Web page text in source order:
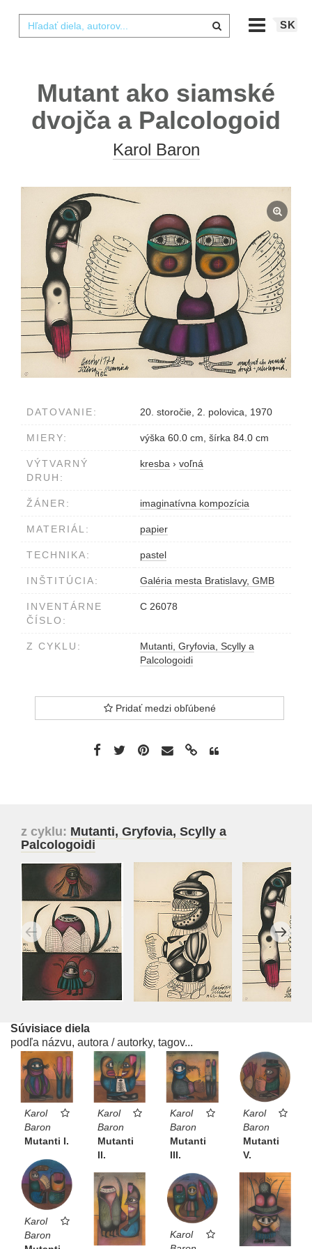
SK
Mutant ako siamské
dvojča a Palcologoid
Karol Baron
DATOVANIE: 20. storočie, 2. polovica, 1970
MIERY: výška 60.0 cm, šírka 84.0 cm
VÝTVARNÝ
DRUH:
kresba › voľná
ŽÁNER: imaginatívna kompozícia
MATERIÁL: papier
TECHNIKA: pastel
INŠTITÚCIA: Galéria mesta Bratislavy, GMB
INVENTÁRNE
ČÍSLO:
C 26078
Z CYKLU:
Mutanti, Gryfovia, Scylly a
Palcologoidi
Pridať medzi obľúbené
z cyklu: Mutanti, Gryfovia, Scylly a
Palcologoidi
Súvisiace diela
podľa názvu, autora / autorky, tagov...
Karol
Baron
Mutanti I.
Karol
Baron
Mutanti
II.
Karol
Baron
Mutanti
III.
Karol
Baron
Mutanti
V.
Karol
Baron
Karol